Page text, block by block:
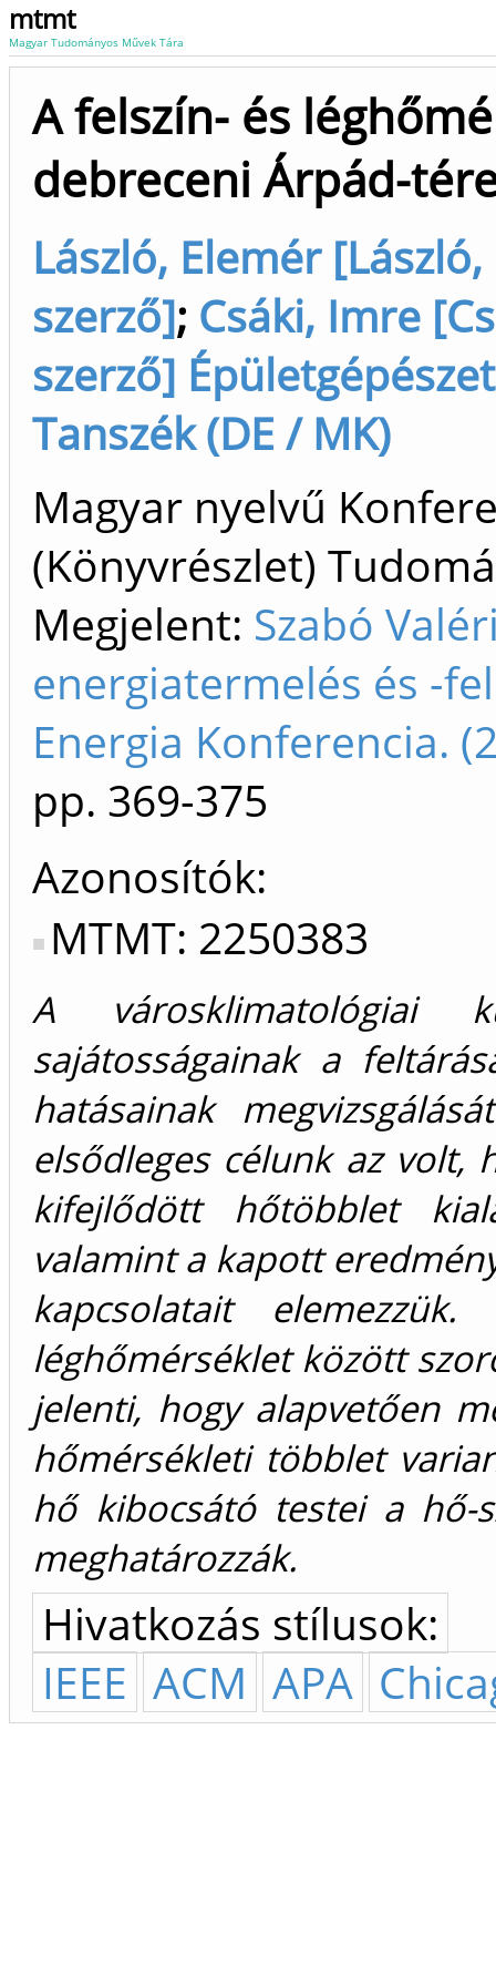
mtmt
Magyar Tudományos Művek Tára
A felszín- és
debreceni Árpád-
László, Elemér
szerző]; Csáki, Imre
szerző]
Tanszék (DE / MK)
Magyar nyelvű
(Könyvrészlet)
Megjelent: Szabó
energiatermelés és -
Energia Konferencia.
pp. 369-375
Azonosítók
MTMT: 2250383
A városklimatológiai
sajátosságainak a
hatásainak
elsődleges célunk az volt,
kifejlődött hőtöbblet
valamint a kapott
kapcsolatait
léghőmérséklet között
jelenti, hogy alapvetően
hőmérsékleti többlet
hő kibocsátó testei a hő-
meghatározzák.
Hivatkozás stílusok:
IEEE ACM APA